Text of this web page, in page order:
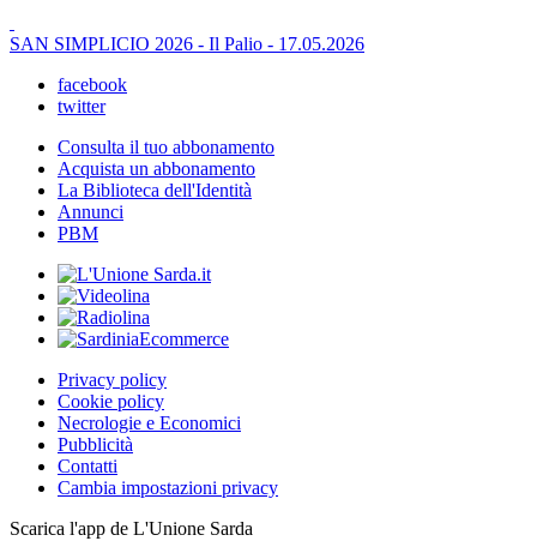
SAN SIMPLICIO 2026 - Il Palio - 17.05.2026
facebook
twitter
Consulta il tuo abbonamento
Acquista un abbonamento
La Biblioteca dell'Identità
Annunci
PBM
Privacy policy
Cookie policy
Necrologie e Economici
Pubblicità
Contatti
Cambia impostazioni privacy
Scarica l'app de L'Unione Sarda